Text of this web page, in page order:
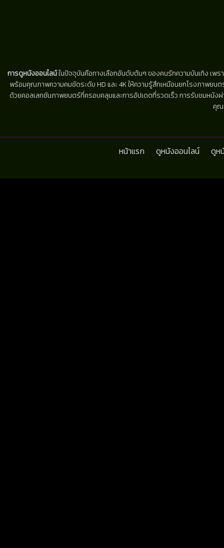
การดูหนังออนไลน์ในปัจจุบันคือทางเลือกอันดับต้นๆ ของคนรักความบันเทิง เพร
พร้อมคุณภาพความคมชัดระดับ HD และ 4K ให้ความรู้สึกเหมือนยกโรงภาพยน
ด้วยคอลเลกชันภาพยนตร์ที่ครอบคลุมและการอัปเดตที่รวดเร็ว การรับชมหนัง
คุณ
หน้าแรก ดูหนังออนไลน์ ดูห